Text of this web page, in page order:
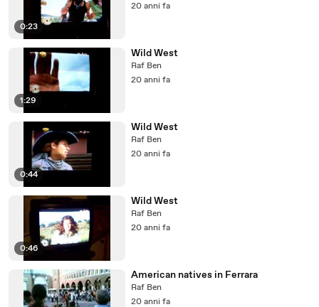
0:23
20 anni fa
1:29
Wild West
Raf Ben
20 anni fa
0:44
Wild West
Raf Ben
20 anni fa
0:46
Wild West
Raf Ben
20 anni fa
American natives in Ferrara
Raf Ben
20 anni fa